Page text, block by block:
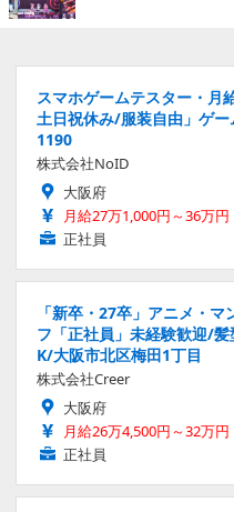
スマホゲームテスター・月
土日祝休み/服装自由」ゲ
1190
株式会社NoID
大阪府
月給27万1,000円～36万円
正社員
「新卒・27卒」アニメ・
フ「正社員」未経験歓迎/
K/大阪市北区梅田1丁目
株式会社Creer
大阪府
月給26万4,500円～32万円
正社員